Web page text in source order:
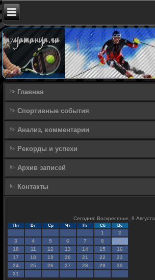
Главная
Спортивные события
Анализ, комментарии
Рекорды и успехи
Архив записей
Контакты
Сегодня: Воскресенье, 9 Августа
Пн Вт Ср Чт Пт Сб Вс
1
2
3
4 5 6 7 8
9
10
11 12 13 14 15
16
17
18 19 20 21 22
23
24
25 26 27 28 29
30
31